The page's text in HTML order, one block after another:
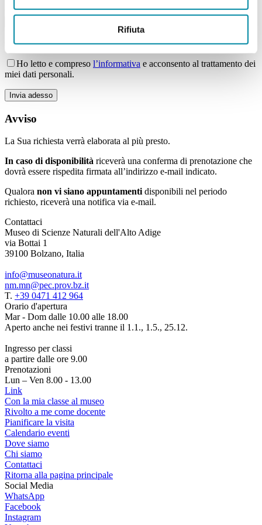
Rifiuta
Giorno della settimana
Campi con * sono obbligatori
Ho letto e compreso l’informativa e acconsento al trattamento dei
miei dati personali.
Avviso
La Sua richiesta verrà elaborata al più presto.
In caso di disponibilità riceverà una conferma di prenotazione che
dovrà essere rispedita firmata all’indirizzo e-mail indicato.
Qualora non vi siano appuntamenti disponibili nel periodo
richiesto, riceverà una notifica via e-mail.
Contattaci
Museo di Scienze Naturali dell'Alto Adige
via Bottai 1
39100 Bolzano, Italia
info@museonatura.it
nm.mn@pec.prov.bz.it
T. +39 0471 412 964
Orario d'apertura
Mar - Dom dalle 10.00 alle 18.00
Aperto anche nei festivi tranne il 1.1., 1.5., 25.12.
Ingresso per classi
a partire dalle ore 9.00
Prenotazioni
Lun – Ven 8.00 - 13.00
Link
Con la mia classe al museo
Rivolto a me come docente
Pianificare la visita
Calendario eventi
Dove siamo
Chi siamo
Contattaci
Ritorna alla pagina principale
Social Media
WhatsApp
Facebook
Instagram